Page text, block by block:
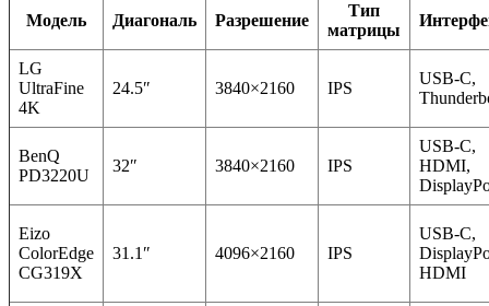
Модель Диагональ Разрешение
Тип
матрицы
LG
UltraFine
4K
24.5″ 3840×2160 IPS
USB-C,
BenQ
PD3220U
32″ 3840×2160 IPS
USB-C,
HDMI,
Eizo
ColorEdge
CG319X
31.1″ 4096×2160 IPS
USB-C,
HDMI